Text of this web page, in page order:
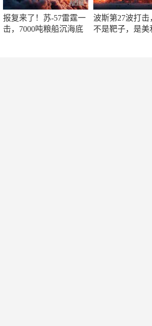
报复来了！苏-57雷霆一
击，7000吨粮船沉海底
波斯第27波打击
不是靶子，是美